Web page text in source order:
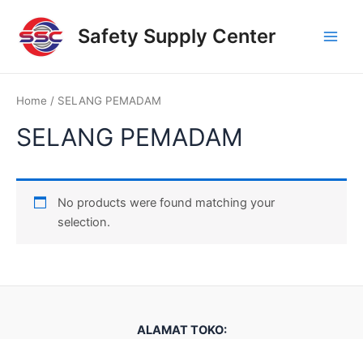
content
Safety Supply Center
Home / SELANG PEMADAM
SELANG PEMADAM
No products were found matching your
selection.
ALAMAT TOKO: